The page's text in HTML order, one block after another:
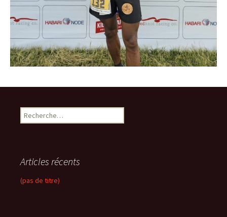
R
e
r
c
h
Articles récents
(pas de titre)